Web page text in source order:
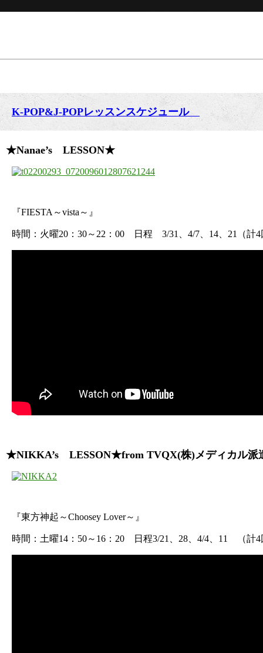
K-POP&J-POPレッスンスケジュール
★Nanae’s LESSON★
『FIESTA～vista～』
時間：火曜20：30～22：00 日程 3/31、4/7、14、21（計4
★NIKKA’s LESSON★from TVQX(株)メディカル派
『東方神起～Choosey Lover～』
時間：土曜14：50～16：20 日程3/21、28、4/4、11 （計4